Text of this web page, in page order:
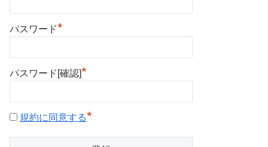
パスワード*
パスワード[確認]*
規約に同意する*